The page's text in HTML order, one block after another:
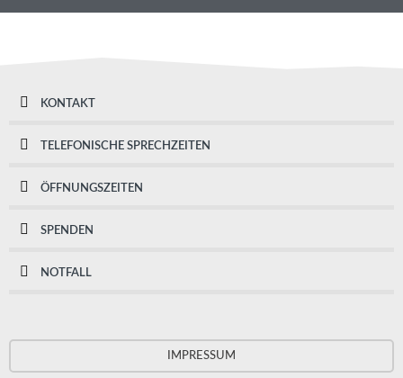
KONTAKT
TELEFONISCHE SPRECHZEITEN
ÖFFNUNGSZEITEN
SPENDEN
NOTFALL
IMPRESSUM